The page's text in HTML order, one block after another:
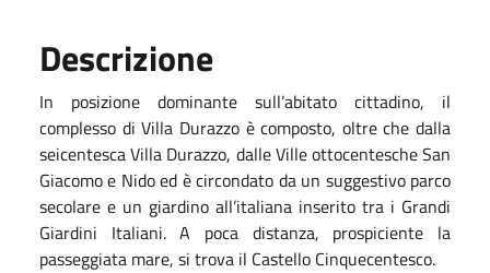
Descrizione
In posizione dominante sull’abitato cittadino, il
complesso di Villa Durazzo è composto, oltre che dalla
seicentesca Villa Durazzo, dalle Ville ottocentesche San
Giacomo e Nido ed è circondato da un suggestivo parco
secolare e un giardino all’italiana inserito tra i Grandi
Giardini Italiani. A poca distanza, prospiciente la
passeggiata mare, si trova il Castello Cinquecentesco.